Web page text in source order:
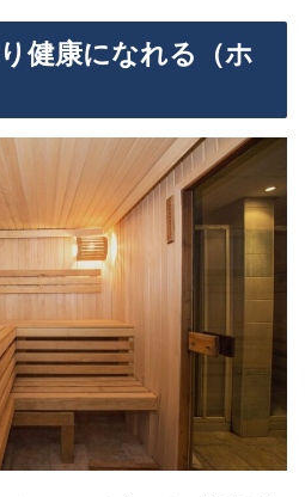
健康になれる（ホ